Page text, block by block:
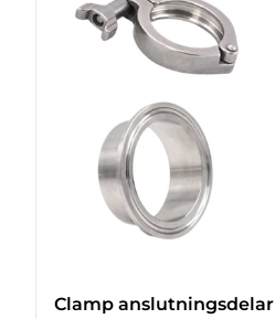
Clamp anslutningsdelar